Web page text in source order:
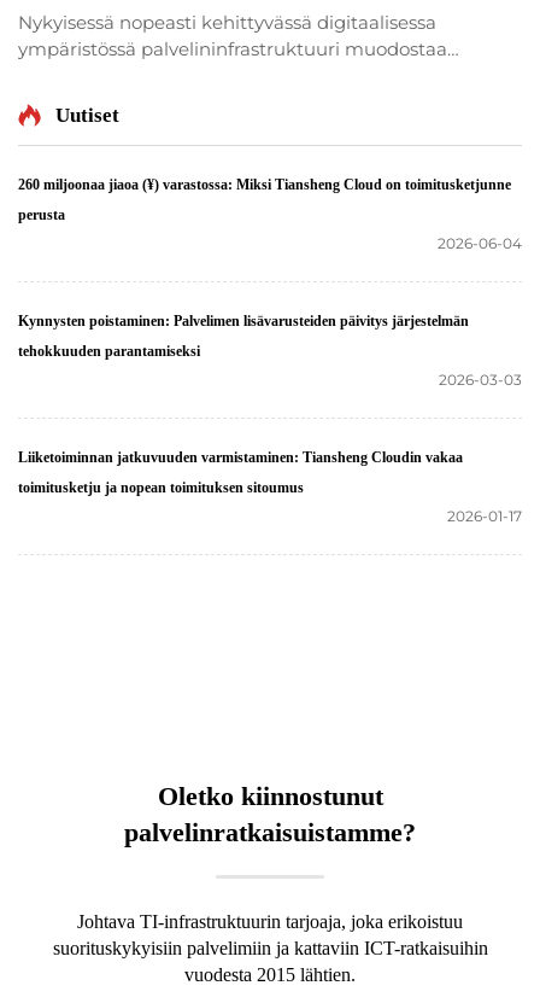
Nykyisessä nopeasti kehittyvässä digitaalisessa
ympäristössä palvelininfrastruktuuri muodostaa
Oikean palvelimen valinta on ratkaiseva päätös, joka
vaikuttaa suoraan toiminnalliseen tehokkuuteen,
Uutiset
260 miljoonaa jiaoa (¥) varastossa: Miksi Tiansheng Cloud on toimitusketjunne
perusta
2026-06-04
Kynnysten poistaminen: Palvelimen lisävarusteiden päivitys järjestelmän
tehokkuuden parantamiseksi
2026-03-03
Liiketoiminnan jatkuvuuden varmistaminen: Tiansheng Cloudin vakaa
toimitusketju ja nopean toimituksen sitoumus
2026-01-17
Oletko kiinnostunut
palvelinratkaisuistamme?
Johtava TI-infrastruktuurin tarjoaja, joka erikoistuu
suorituskykyisiin palvelimiin ja kattaviin ICT-ratkaisuihin
vuodesta 2015 lähtien.